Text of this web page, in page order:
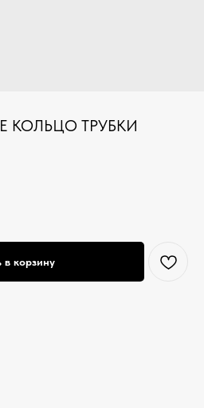
КОЛЬЦО ТРУБКИ
в корзину